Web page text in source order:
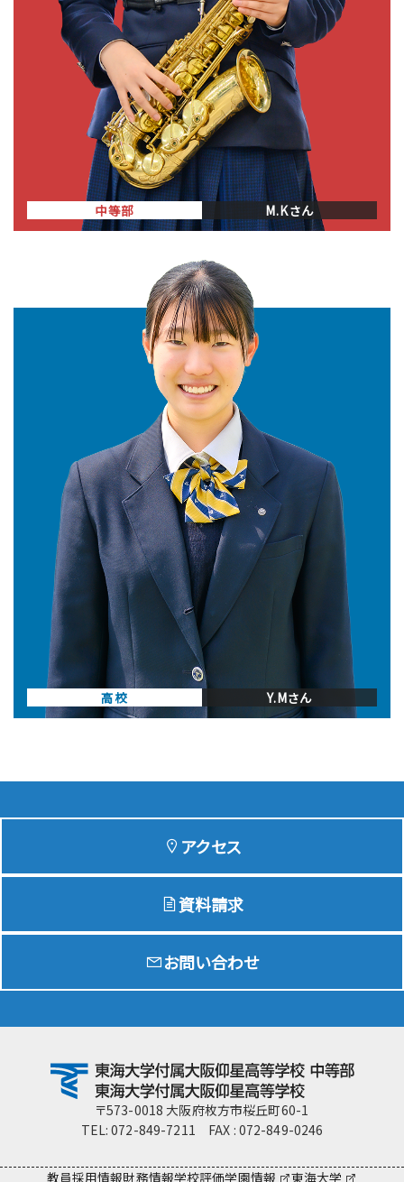
中等部 M.Kさん
高校 Y.Mさん
アクセス
資料請求
お問い合わせ
〒573-0018 大阪府枚方市桜丘町60-1
TEL: 072-849-7211 FAX : 072-849-0246
教員採用情報財務情報学校評価学園情報 東海大学